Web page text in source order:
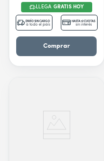
LLEGA GRATIS HOY
ENVÍO SIN CARGO
a todo el país
HASTA 12 CUOTAS
sin interés
Comprar